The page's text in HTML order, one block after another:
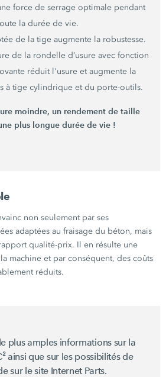
force de serrage optimale pendant
la durée de vie.
de la tige augmente la robustesse.
de la rondelle d’usure avec fonction
réduit l'usure et augmente la
à tige cylindrique et du porte-outils.
moindre, un rendement de taille
plus longue durée de vie !
non seulement par ses
adaptées au fraisage du béton, mais
qualité-prix. Il en résulte une
machine et par conséquent, des coûts
réduits.
plus amples informations sur la
ainsi que sur les possibilités de
sur lesite Internet Parts.